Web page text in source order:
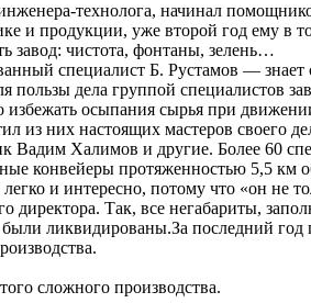
технолога, начинал
и продукции, уже второй год ему
завод: чистота, фонтаны, зелень…
специалист Б. Рустамов — знает
пользы дела группой специалистов
избежать осыпания сырья при
из них настоящих мастеров
Халимов и другие. Более 60
конвейеры протяженностью 5,5
легко и интересно, потому что «он
директора. Так, все негабариты,
ликвидированы.За последний год
сложного производства.